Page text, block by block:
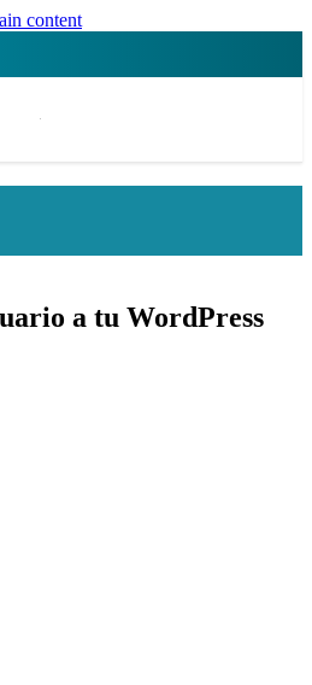
content
a tu WordPress